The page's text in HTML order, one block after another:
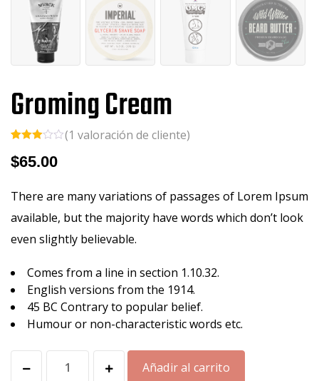
Groming Cream
o3.00
sobre
o en
ión de
(1 valoración de cliente)
$65.00
There are many variations of passages of Lorem Ipsum
available, but the majority have words which don’t look
even slightly believable.
Comes from a line in section 1.10.32.
English versions from the 1914.
45 BC Contrary to popular belief.
Humour or non-characteristic words etc.
Añadir al carrito